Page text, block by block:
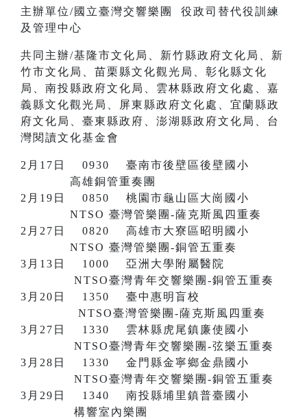
主辦單位/國立臺灣交響樂團 役政司替代役訓練
及管理中心
共同主辦/基隆市文化局、新竹縣政府文化局、新
竹市文化局、苗栗縣文化觀光局、彰化縣文化
局、南投縣政府文化局、雲林縣政府文化處、嘉
義縣文化觀光局、屏東縣政府文化處、宜蘭縣政
府文化局、臺東縣政府、澎湖縣政府文化局、台
灣閱讀文化基金會
2月17日 0930 臺南市後壁區後壁國小
高雄銅管重奏團
2月19日 0850 桃園市龜山區大崗國小
NTSO 臺灣管樂團-薩克斯風四重奏
2月27日 0820 高雄市大寮區昭明國小
NTSO 臺灣管樂團-銅管五重奏
3月13日 1000 亞洲大學附屬醫院
NTSO臺灣青年交響樂團-銅管五重奏
3月20日 1350 臺中惠明盲校
NTSO臺灣管樂團-薩克斯風四重奏
3月27日 1330 雲林縣虎尾鎮廉使國小
NTSO臺灣青年交響樂團-弦樂五重奏
3月28日 1330 金門縣金寧鄉金鼎國小
NTSO臺灣青年交響樂團-銅管五重奏
3月29日 1340 南投縣埔里鎮普臺國小
構響室內樂團